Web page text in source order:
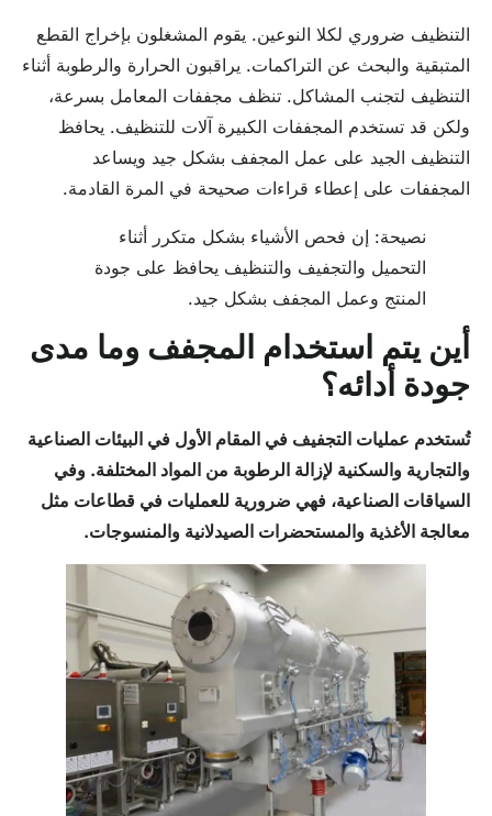
التنظيف ضروري لكلا النوعين. يقوم المشغلون بإخراج القطع
المتبقية والبحث عن التراكمات. يراقبون الحرارة والرطوبة أثناء
التنظيف لتجنب المشاكل. تنظف مجففات المعامل بسرعة،
ولكن قد تستخدم المجففات الكبيرة آلات للتنظيف. يحافظ
التنظيف الجيد على عمل المجفف بشكل جيد ويساعد
المجففات على إعطاء قراءات صحيحة في المرة القادمة.
نصيحة: إن فحص الأشياء بشكل متكرر أثناء
التحميل والتجفيف والتنظيف يحافظ على جودة
المنتج وعمل المجفف بشكل جيد.
أين يتم استخدام المجفف وما مدى
جودة أدائه؟
تُستخدم عمليات التجفيف في المقام الأول في البيئات الصناعية
والتجارية والسكنية لإزالة الرطوبة من المواد المختلفة. وفي
السياقات الصناعية، فهي ضرورية للعمليات في قطاعات مثل
معالجة الأغذية والمستحضرات الصيدلانية والمنسوجات.